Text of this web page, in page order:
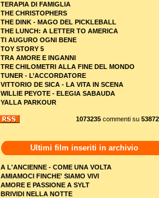
TERAPIA DI FAMIGLIA
THE CHRISTOPHERS
THE DINK - MAGO DEL PICKLEBALL
THE LUNCH: A LETTER TO AMERICA
TI AUGURO OGNI BENE
TOY STORY 5
TRA AMORE E INGANNI
TRE CHILOMETRI ALLA FINE DEL MONDO
TUNER - L’ACCORDATORE
VITTORIO DE SICA - LA VITA IN SCENA
WILLIE PEYOTE - ELEGIA SABAUDA
YALLA PARKOUR
1073235 commenti su 53872
Ultimi film inseriti in archivio
A L'ANCIENNE - COME UNA VOLTA
AMIAMOCI FINCHE' SIAMO VIVI
AMORE E PASSIONE A SYLT
BRIVIDI NELLA NOTTE